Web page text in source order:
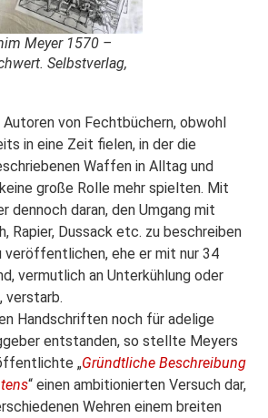
Meyer 1570 –
Selbstverlag,
von Fechtbüchern, obwohl
in eine Zeit fielen, in der die
Waffen in Alltag und
große Rolle mehr spielten. Mit
dennoch daran, den Umgang mit
Rapier, Dussack etc. zu beschreiben
veröffentlichen, ehe er mit nur 34
vermutlich an Unterkühlung oder
verstarb.
Handschriften noch für adelige
entstanden, so stellte Meyers
„Gründtliche Beschreibung
“ einen ambitionierten Versuch dar,
Wehren einem breiten